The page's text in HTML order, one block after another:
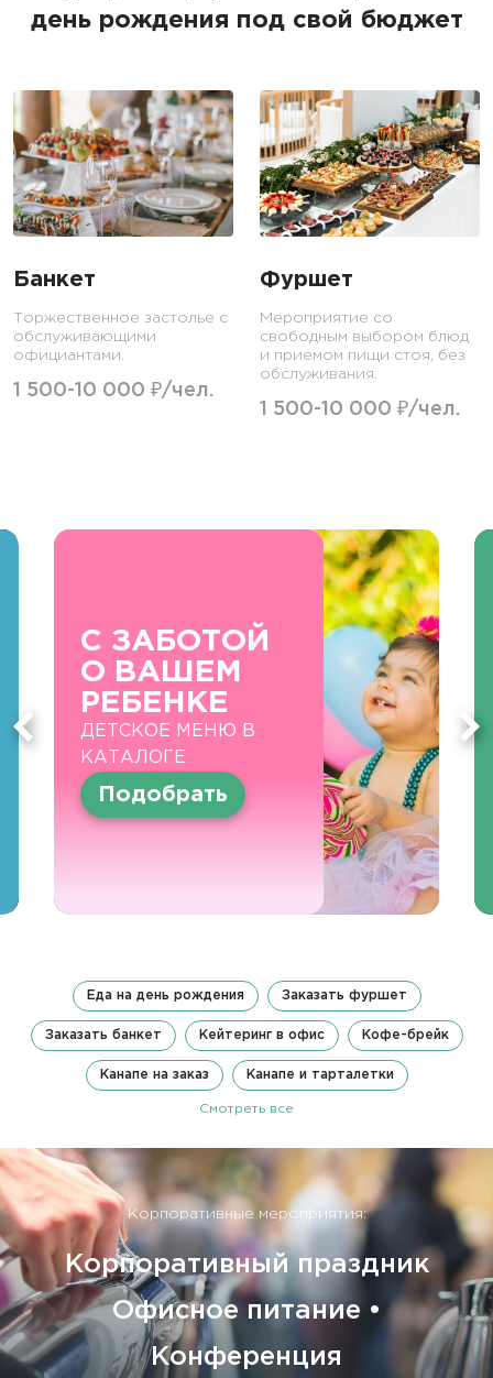
день рождения под свой бюджет
Банкет
Торжественное застолье с
обслуживающими
официантами.
1 500-10 000 ₽/чел.
Фуршет
Мероприятие со
свободным выбором блюд
и приемом пищи стоя, без
обслуживания.
1 500-10 000 ₽/чел.
С ЗАБОТОЙ
О ВАШЕМ
РЕБЕНКЕ
ДЕТСКОЕ МЕНЮ В
КАТАЛОГЕ
Подобрать
Еда на день рождения Заказать фуршет
Заказать банкет Кейтеринг в офис Кофе-брейк
Канапе на заказ Канапе и тарталетки
Смотреть все
Корпоративные мероприятия:
Корпоративный праздник
Офисное питание •
Конференция